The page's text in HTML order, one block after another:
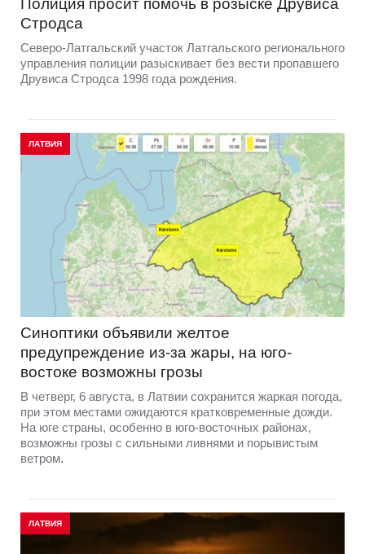
Полиция просит помочь в розыске Друвиса
Стродса
Северо-Латгальский участок Латгальского регионального
управления полиции разыскивает без вести пропавшего
Друвиса Стродса 1998 года рождения.
ЛАТВИЯ
Синоптики объявили желтое
предупреждение из-за жары, на юго-
востоке возможны грозы
В четверг, 6 августа, в Латвии сохранится жаркая погода,
при этом местами ожидаются кратковременные дожди.
На юге страны, особенно в юго-восточных районах,
возможны грозы с сильными ливнями и порывистым
ветром.
ЛАТВИЯ